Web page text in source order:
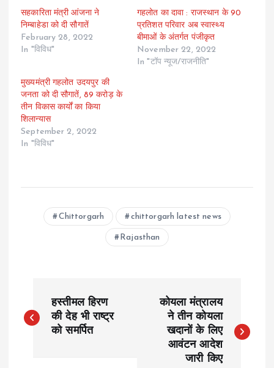
सहकारिता मंत्री आंजना ने
निम्बाहेडा को दी सौगातें
February 28, 2022
In "विविध"
गहलोत का दावा : राजस्थान के 90
प्रतिशत परिवार अब स्वास्थ्य
बीमाओं के अंतर्गत पंजीकृत
November 22, 2022
In "टॉप न्यूज/राजनीति"
मुख्यमंत्री गहलोत उदयपुर की
जनता को दी सौगातें, 89 करोड़ के
तीन विकास कार्यों का किया
शिलान्यास
September 2, 2022
In "विविध"
Chittorgarh chittorgarh latest news
Rajasthan
o
हस्तीमल हिरण
की देह भी राष्ट्र
को समर्पित
कोयला मंत्रालय
ने तीन कोयला
खदानों के लिए
आवंटन आदेश
जारी किए